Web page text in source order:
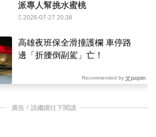
派專人幫挑水蜜桃
2026-07-27 20:38
高雄夜班保全滑撞護欄 車停路
邊「折腰倒副駕」亡！
Recommended by
廣告 / 請繼續往下閱讀